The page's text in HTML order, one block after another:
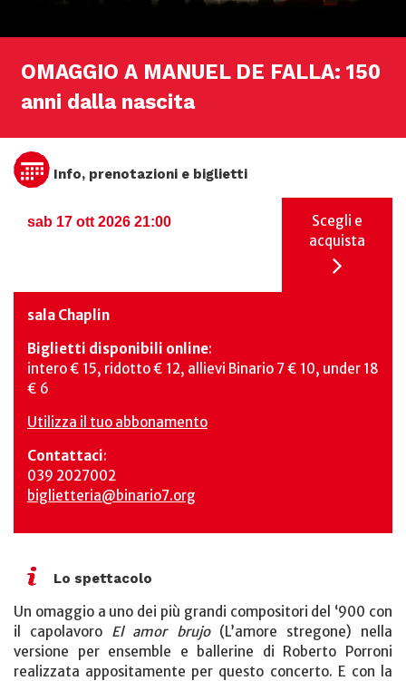
OMAGGIO A MANUEL DE FALLA: 150
anni dalla nascita
Info, prenotazioni e biglietti
sab 17 ott 2026 21:00
Scegli e
acquista
sala Chaplin
Biglietti disponibili online:
intero € 15, ridotto € 12, allievi Binario 7 € 10, under 18
€ 6
Utilizza il tuo abbonamento
Contattaci:
039 2027002
biglietteria@binario7.org
Lo spettacolo
Un omaggio a uno dei più grandi compositori del ‘900 con
il capolavoro El amor brujo(L’amore stregone) nella
versione per ensemble e ballerine di Roberto Porroni
realizzata appositamente per questo concerto. E con la